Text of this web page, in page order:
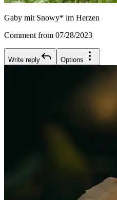
Gaby mit Snowy* im Herzen
Comment from 07/28/2023
Write reply Options